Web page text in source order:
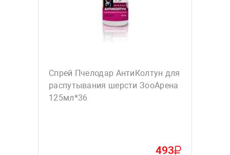
Спрей Пчелодар АнтиКолтун для
распутывания шерсти ЗооАрена
125мл*36
493